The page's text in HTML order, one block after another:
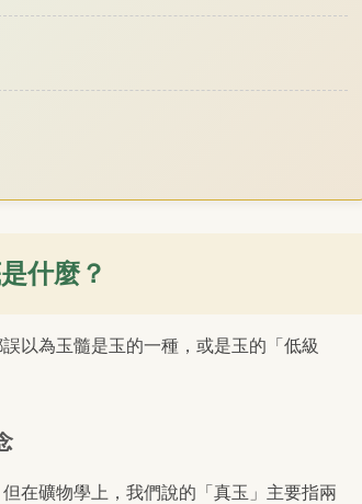
什麼？
以為玉髓是玉的一種，或是玉的「低級
在礦物學上，我們說的「真玉」主要指兩